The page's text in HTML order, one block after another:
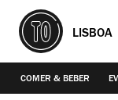
para
conteúdo
para
rodapé
LISBOA
COMER & BEBER
Manuel Manso